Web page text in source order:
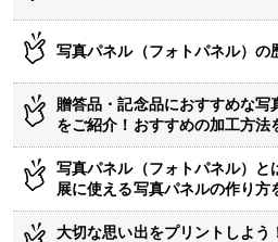
写真パネル（フォトパネル）の
贈答品・記念品におすすめな写
をご紹介！おすすめの加工方法
写真パネル（フォトパネル）と
展に使える写真パネルの作り方
大切な思い出をプリントしよう